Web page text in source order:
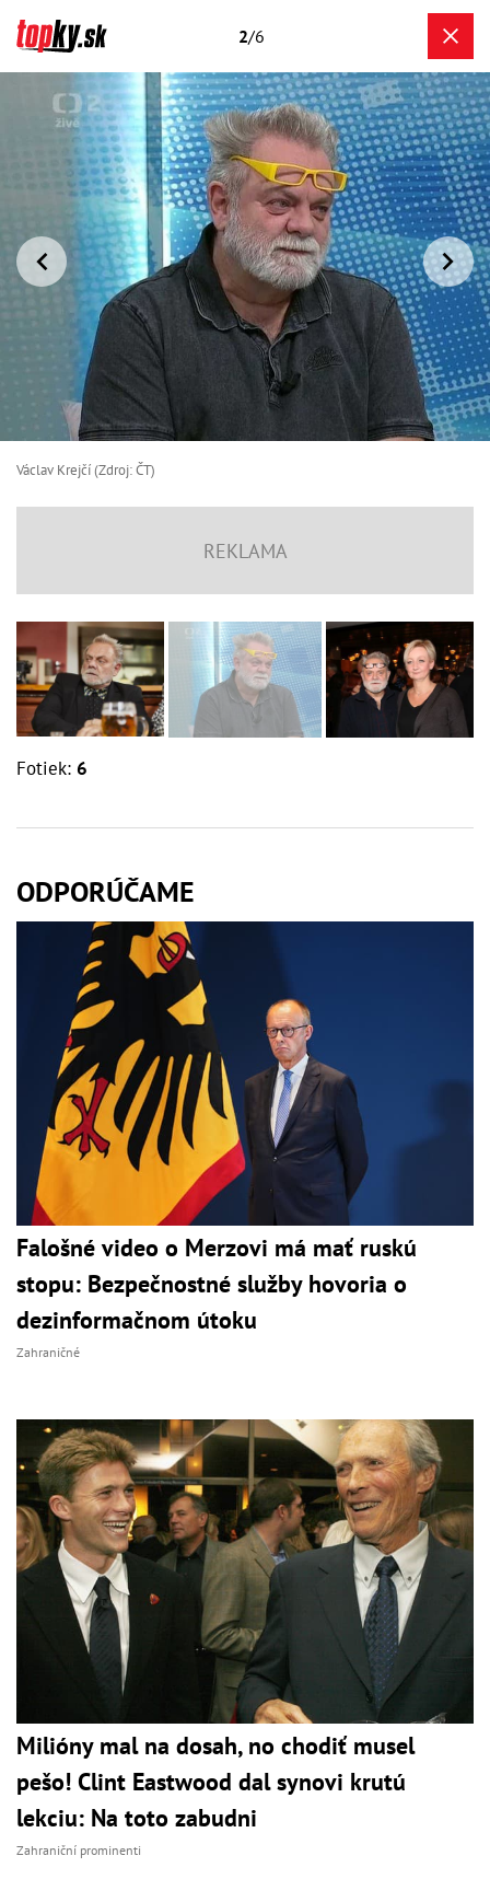
2/6
Václav Krejčí (Zdroj: ČT)
Fotiek: 6
ODPORÚČAME
Falošné video o Merzovi má mať ruskú
stopu: Bezpečnostné služby hovoria o
dezinformačnom útoku
Zahraničné
Milióny mal na dosah, no chodiť musel
pešo! Clint Eastwood dal synovi krutú
lekciu: Na toto zabudni
Zahraniční prominenti